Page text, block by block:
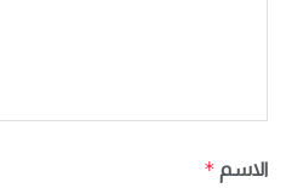
الاسم *